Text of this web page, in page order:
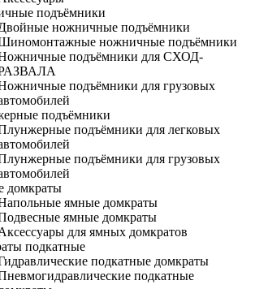
подъёмники
ножничные подъёмники
ножничные подъёмники
подъёмники для СХОД-
подъёмники для грузовых
подъёмники
подъёмники для легковых
подъёмники для грузовых
домкраты
ямные домкраты
ямные домкраты
для ямных домкратов
подкатные
подкатные домкраты
подкатные